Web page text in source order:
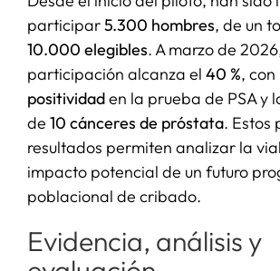
participar5.300 hombres, de un
10.000 elegibles. A marzo de
participación alcanza el 40 %, con
positividaden la prueba de PSA y
de 10 cánceres de próstata. Estos
resultados permiten analizar la
impacto potencial de un futuro
poblacional de cribado.
Evidencia, análisis y